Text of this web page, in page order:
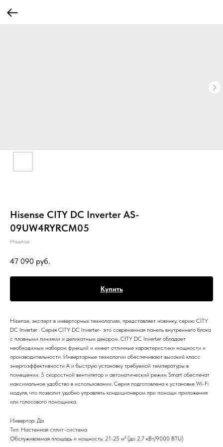
Hisense CITY DC Inverter AS-
09UW4RYRCM05
Hisense
47 090 руб.
Купить
Hisense, эксперт в инверторных технологиях, представляет новинку, серию CITY
DC Inverter . Серия CITY DC Inverter- это современная панель внутреннего блока
с плавными линиями и деликатным декором. CITY DC Inverter обладает
необходимым набором функций и имеет отличные характеристики мощности и
производительности. Инверторные технологии обеспечивают высокий класс
энергоэффективности А и быструю установку требуемой температуры в
помещении. 5 скоростной вентилятор и автоматический режим Smart обеспечат
максимальное удобство в использовании. Серия подготовлена к установке Wi-Fi
модуля, что позволит удобно управлять кондиционером при помощи приложения
или голосового помощника.
Инвертор: Да
Тип: Настенная сплит-система
Обслуживаемая площадь и мощность: 21-25 м² (до 2,7 кВт/9000 BTU)